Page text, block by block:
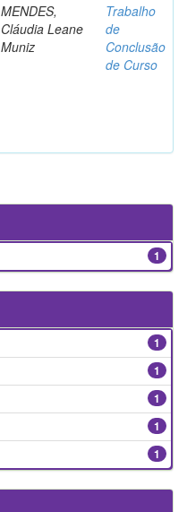
MENDES,
Cláudia Leane
Muniz
Trabalho
de
Conclusão
de Curso
1
1
1
1
1
1